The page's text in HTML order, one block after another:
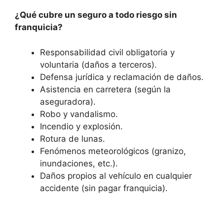
¿Qué cubre un seguro a todo riesgo sin
franquicia?
Responsabilidad civil obligatoria y
voluntaria (daños a terceros).
Defensa jurídica y reclamación de daños.
Asistencia en carretera (según la
aseguradora).
Robo y vandalismo.
Incendio y explosión.
Rotura de lunas.
Fenómenos meteorológicos (granizo,
inundaciones, etc.).
Daños propios al vehículo en cualquier
accidente (sin pagar franquicia).